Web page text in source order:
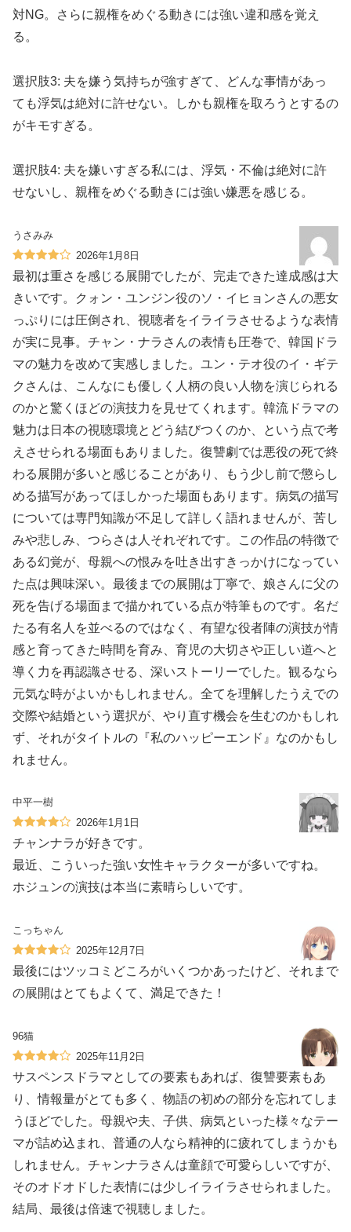
対NG。さらに親権をめぐる動きには強い違和感を覚え
る。
選択肢3: 夫を嫌う気持ちが強すぎて、どんな事情があっ
ても浮気は絶対に許せない。しかも親権を取ろうとするの
がキモすぎる。
選択肢4: 夫を嫌いすぎる私には、浮気・不倫は絶対に許
せないし、親権をめぐる動きには強い嫌悪を感じる。
うさみみ
2026年1月8日
最初は重さを感じる展開でしたが、完走できた達成感は大
きいです。クォン・ユンジン役のソ・イヒョンさんの悪女
っぷりには圧倒され、視聴者をイライラさせるような表情
が実に見事。チャン・ナラさんの表情も圧巻で、韓国ドラ
マの魅力を改めて実感しました。ユン・テオ役のイ・ギテ
クさんは、こんなにも優しく人柄の良い人物を演じられる
のかと驚くほどの演技力を見せてくれます。韓流ドラマの
魅力は日本の視聴環境とどう結びつくのか、という点で考
えさせられる場面もありました。復讐劇では悪役の死で終
わる展開が多いと感じることがあり、もう少し前で懲らし
める描写があってほしかった場面もあります。病気の描写
については専門知識が不足して詳しく語れませんが、苦し
みや悲しみ、つらさは人それぞれです。この作品の特徴で
ある幻覚が、母親への恨みを吐き出すきっかけになってい
た点は興味深い。最後までの展開は丁寧で、娘さんに父の
死を告げる場面まで描かれている点が特筆ものです。名だ
たる有名人を並べるのではなく、有望な役者陣の演技が情
感と育ってきた時間を育み、育児の大切さや正しい道へと
導く力を再認識させる、深いストーリーでした。観るなら
元気な時がよいかもしれません。全てを理解したうえでの
交際や結婚という選択が、やり直す機会を生むのかもしれ
ず、それがタイトルの『私のハッピーエンド』なのかもし
れません。
中平一樹
2026年1月1日
チャンナラが好きです。
最近、こういった強い女性キャラクターが多いですね。
ホジュンの演技は本当に素晴らしいです。
こっちゃん
2025年12月7日
最後にはツッコミどころがいくつかあったけど、それまで
の展開はとてもよくて、満足できた！
96猫
2025年11月2日
サスペンスドラマとしての要素もあれば、復讐要素もあ
り、情報量がとても多く、物語の初めの部分を忘れてしま
うほどでした。母親や夫、子供、病気といった様々なテー
マが詰め込まれ、普通の人なら精神的に疲れてしまうかも
しれません。チャンナラさんは童顔で可愛らしいですが、
そのオドオドした表情には少しイライラさせられました。
結局、最後は倍速で視聴しました。